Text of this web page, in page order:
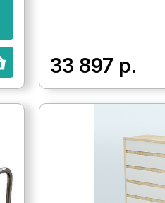
33 897 р.